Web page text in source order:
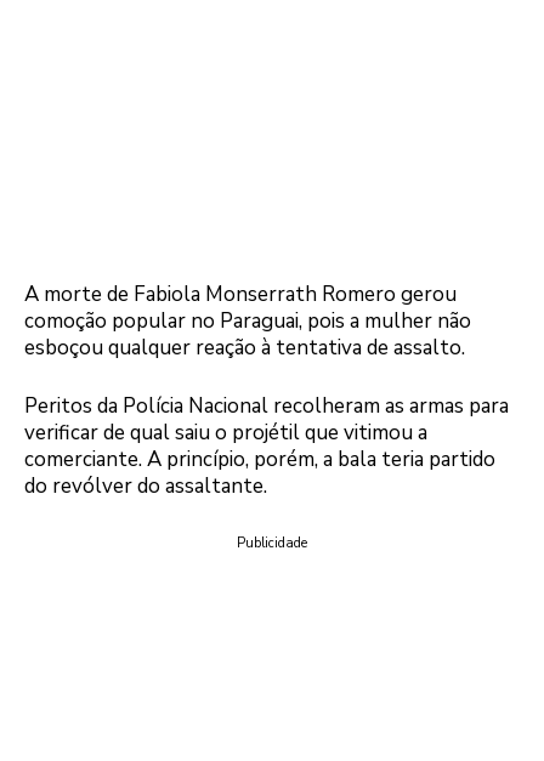
A morte de Fabiola Monserrath Romero gerou
comoção popular no Paraguai, pois a mulher não
esboçou qualquer reação à tentativa de assalto.
Peritos da Polícia Nacional recolheram as armas para
verificar de qual saiu o projétil que vitimou a
comerciante. A princípio, porém, a bala teria partido
do revólver do assaltante.
Publicidade